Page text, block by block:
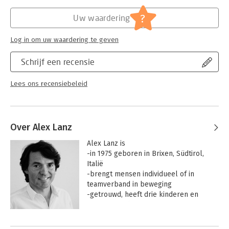
Mooi van vormgeving (geniet ik van), verrassend en
inspirerend. Want, wanneer lees je nou iets dat echt prikkelt.
Het boek heeft mij als leidinggevende veel inzichten en
reflectiemomenten heeft gegeven. Vooral dat laatste.
Algemeen management
effectiviteit
Schrijf een recensie
Lees ons recensiebeleid
Uw waardering ?
Log in om uw waardering te geven
Over Alex Lanz
Alex Lanz is
-in 1975 geboren in Brixen, Südtirol,
Italië
-brengt mensen individueel of in
teamverband in beweging
-getrouwd, heeft drie kinderen en
Achtergrond